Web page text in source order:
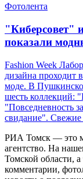
Фотолента
"Киберсовет"
показали
Fashion Week
дизайна проходит
моде. В
шесть коллекций:
"Повседневность
свидание".
РИА Томск — это
агентство. На
Томской области,
комментарии,